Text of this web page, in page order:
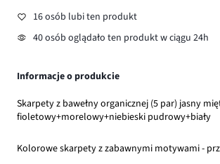
16 osób lubi ten produkt
40 osób oglądało ten produkt w ciągu 24h
Informacje o produkcie
Skarpety z bawełny organicznej (5 par) jasny
fioletowy+morelowy+niebieski pudrowy+biały
Kolorowe skarpety z zabawnymi motywami -